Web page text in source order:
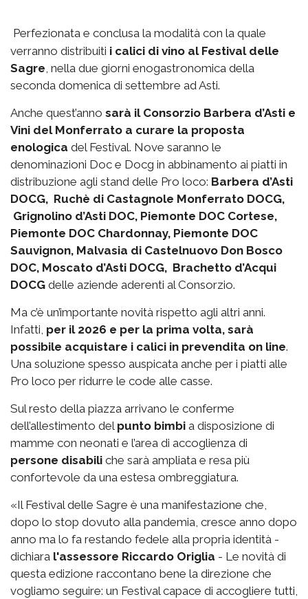
Perfezionata e conclusa la modalità con la quale
verranno distribuiti i calici di vino al Festival delle
Sagre, nella due giorni enogastronomica della
seconda domenica di settembre ad Asti.
Anche quest’anno sarà il Consorzio Barbera d’Asti e
Vini del Monferrato a curare la proposta
enologica del Festival. Nove saranno le
denominazioni Doc e Docg in abbinamento ai piatti in
distribuzione agli stand delle Pro loco: Barbera d’Asti
DOCG, Ruchè di Castagnole Monferrato DOCG,
Grignolino d’Asti DOC, Piemonte DOC Cortese,
Piemonte DOC Chardonnay, Piemonte DOC
Sauvignon, Malvasia di Castelnuovo Don Bosco
DOC, Moscato d’Asti DOCG, Brachetto d’Acqui
DOCG delle aziende aderenti al Consorzio.
Ma c’è un’importante novità rispetto agli altri anni.
Infatti, per il 2026 e per la prima volta, sarà
possibile acquistare i calici in prevendita on line.
Una soluzione spesso auspicata anche per i piatti alle
Pro loco per ridurre le code alle casse.
Sul resto della piazza arrivano le conferme
dell’allestimento del punto bimbi a disposizione di
mamme con neonati e l’area di accoglienza di
persone disabili che sarà ampliata e resa più
confortevole da una estesa ombreggiatura.
«Il Festival delle Sagre è una manifestazione che,
dopo lo stop dovuto alla pandemia, cresce anno dopo
anno ma lo fa restando fedele alla propria identità -
dichiara l'assessore Riccardo Origlia - Le novità di
questa edizione raccontano bene la direzione che
vogliamo seguire: un Festival capace di accogliere tutti,